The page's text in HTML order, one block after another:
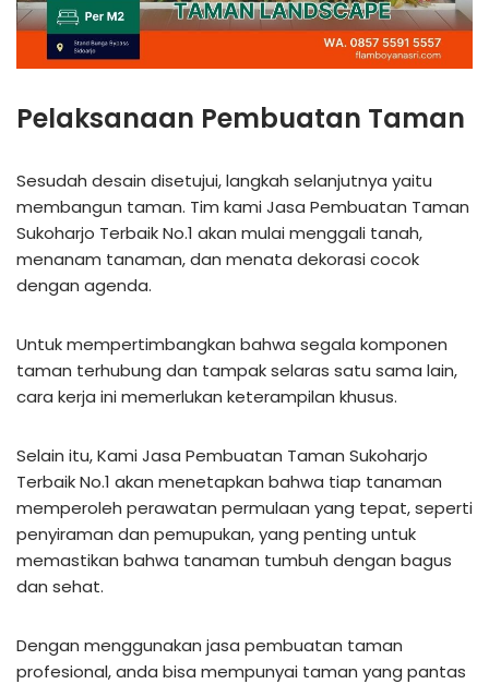
Pelaksanaan Pembuatan Taman
Sesudah desain disetujui, langkah selanjutnya yaitu
membangun taman. Tim kami Jasa Pembuatan Taman
Sukoharjo Terbaik No.1 akan mulai menggali tanah,
menanam tanaman, dan menata dekorasi cocok
dengan agenda.
Untuk mempertimbangkan bahwa segala komponen
taman terhubung dan tampak selaras satu sama lain,
cara kerja ini memerlukan keterampilan khusus.
Selain itu, Kami Jasa Pembuatan Taman Sukoharjo
Terbaik No.1 akan menetapkan bahwa tiap tanaman
memperoleh perawatan permulaan yang tepat, seperti
penyiraman dan pemupukan, yang penting untuk
memastikan bahwa tanaman tumbuh dengan bagus
dan sehat.
Dengan menggunakan jasa pembuatan taman
profesional, anda bisa mempunyai taman yang pantas